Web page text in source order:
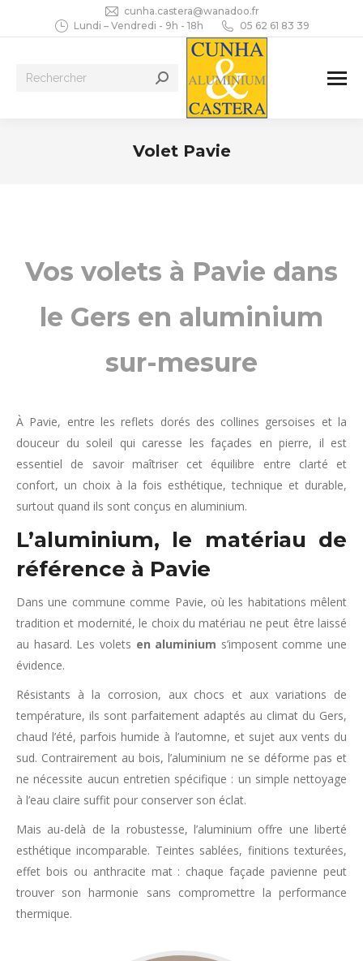
cunha.castera@wanadoo.fr
Lundi – Vendredi - 9h - 18h
05 62 61 83 39
Recherche
Volet Pavie
Vos volets à Pavie dans
le Gers en aluminium
sur-mesure
À Pavie, entre les reflets dorés des collines gersoises et la
douceur du soleil qui caresse les façades en pierre, il est
essentiel de savoir maîtriser cet équilibre entre clarté et
confort, un choix à la fois esthétique, technique et durable,
surtout quand ils sont conçus en aluminium.
L’aluminium, le matériau de
référence à Pavie
Dans une commune comme Pavie, où les habitations mêlent
tradition et modernité, le choix du matériau ne peut être laissé
au hasard. Les volets en aluminium s’imposent comme une
évidence.
Résistants à la corrosion, aux chocs et aux variations de
température, ils sont parfaitement adaptés au climat du Gers,
chaud l’été, parfois humide à l’automne, et sujet aux vents du
sud. Contrairement au bois, l’aluminium ne se déforme pas et
ne nécessite aucun entretien spécifique : un simple nettoyage
à l’eau claire suffit pour conserver son éclat.
Mais au-delà de la robustesse, l’aluminium offre une liberté
esthétique incomparable. Teintes sablées, finitions texturées,
effet bois ou anthracite mat : chaque façade pavienne peut
trouver son harmonie sans compromettre la performance
thermique.